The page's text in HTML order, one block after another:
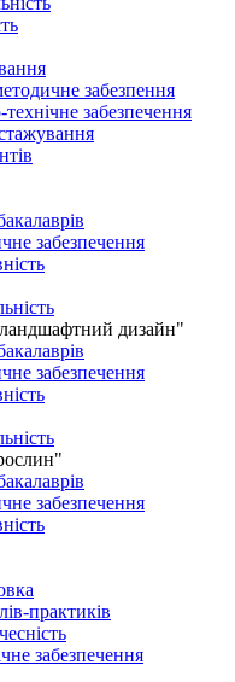
забезпення
забезпечення
забезпечення
дизайн"
забезпечення
забезпечення
практиків
забезпечення